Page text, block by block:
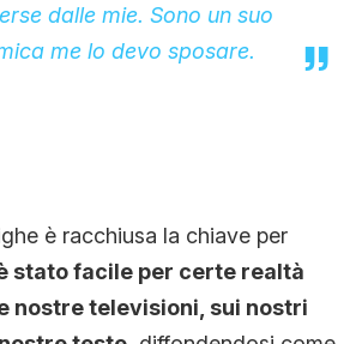
dalle mie. Sono un suo
me lo devo sposare.
è racchiusa la chiave per
stato facile per certe realtà
nostre televisioni, sui nostri